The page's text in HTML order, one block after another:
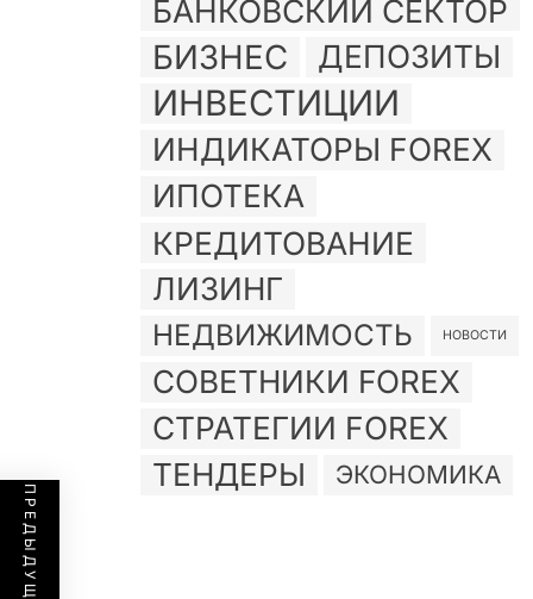
БАНКОВСКИЙ СЕКТОР
БИЗНЕС ДЕПОЗИТЫ
ИНВЕСТИЦИИ
ИНДИКАТОРЫ FOREX
ИПОТЕКА
КРЕДИТОВАНИЕ
ЛИЗИНГ
НЕДВИЖИМОСТЬ НОВОСТИ
СОВЕТНИКИ FOREX
СТРАТЕГИИ FOREX
ТЕНДЕРЫ
ЭКОНОМИКА